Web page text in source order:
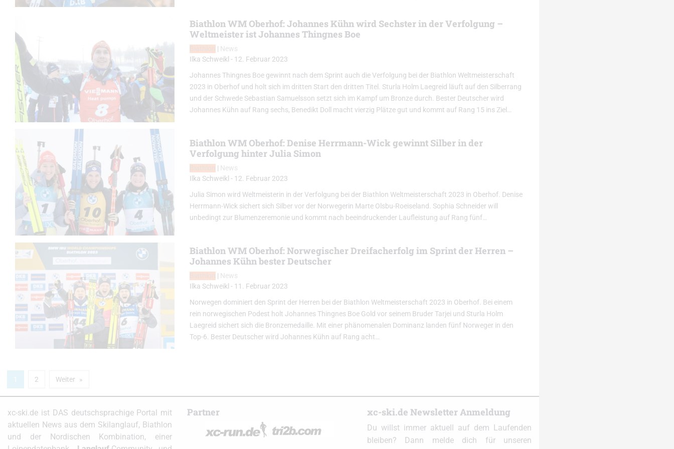
Biathlon WM Oberhof: Johannes Kühn wird Sechster in der Verfolgung –
Weltmeister ist Johannes Thingnes Boe
| News
Ilka Schweikl - 12. Februar 2023
Johannes Thingnes Boe gewinnt nach dem Sprint auch die Verfolgung bei der Biathlon Weltmeisterschaft
2023 in Oberhof und holt sich im dritten Start den dritten Titel. Sturla Holm Laegreid läuft auf den Silberrang
und der Schwede Sebastian Samuelsson setzt sich im Kampf um Bronze durch. Bester Deutscher wird
Johannes Kühn auf Rang sechs, Benedikt Doll macht vierzig Plätze gut und kommt auf Rang 15 ins Ziel…
Biathlon WM Oberhof: Denise Herrmann-Wick gewinnt Silber in der
Verfolgung hinter Julia Simon
| News
Ilka Schweikl - 12. Februar 2023
Julia Simon wird Weltmeisterin in der Verfolgung bei der Biathlon Weltmeisterschaft 2023 in Oberhof. Denise
Herrmann-Wick sichert sich Silber vor der Norwegerin Marte Olsbu-Roeiseland. Sophia Schneider will
unbedingt zur Blumenzeremonie und kommt nach beeindruckender Laufleistung auf Rang fünf…
Biathlon WM Oberhof: Norwegischer Dreifacherfolg im Sprint der Herren –
Johannes Kühn bester Deutscher
| News
Ilka Schweikl - 11. Februar 2023
Norwegen dominiert den Sprint der Herren bei der Biathlon Weltmeisterschaft 2023 in Oberhof. Bei einem
rein norwegischen Podest holt Johannes Thingnes Boe Gold vor seinem Bruder Tarjei und Sturla Holm
Laegreid sichert sich die Bronzemedaille. Mit einer phänomenalen Dominanz landen fünf Norweger in den
Top-6. Bester Deutscher wird Johannes Kühn auf Rang acht…
2 Weiter
xc-ski.de ist DAS deutschsprachige Portal mit
aktuellen News aus dem Skilanglauf, Biathlon
und der Nordischen Kombination, einer
Partner xc-ski.de Newsletter Anmeldung
Du willst immer aktuell auf dem Laufenden
bleiben? Dann melde dich für unseren